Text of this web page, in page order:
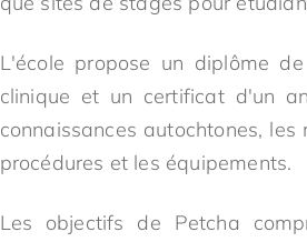
L'école propose un diplôme
clinique et un certificat d'un
connaissances autochtones,
procédures et les équipements.
Les objectifs de Petcha